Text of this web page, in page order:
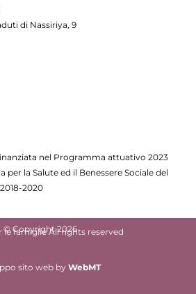
di Nassiriya, 9
nel Programma attuativo 2023
per la Salute ed il Benessere Sociale del
2020
© Copyright 2026
le famiglie All rights reserved
sito web by WebMT